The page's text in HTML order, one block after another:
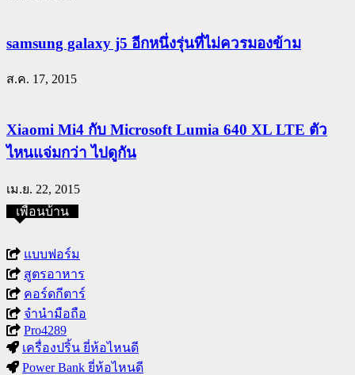
samsung galaxy j5 อีกหนึ่งรุ่นที่ไม่ควรมองข้าม
ส.ค. 17, 2015
Xiaomi Mi4 กับ Microsoft Lumia 640 XL LTE ตัว
ไหนแจ่มกว่า ไปดูกัน
เม.ย. 22, 2015
เพื่อนบ้าน
แบบฟอร์ม
สูตรอาหาร
คอร์ดกีตาร์
จำนำมือถือ
Pro4289
เครื่องปริ้น ยี่ห้อไหนดี
Power Bank ยี่ห้อไหนดี